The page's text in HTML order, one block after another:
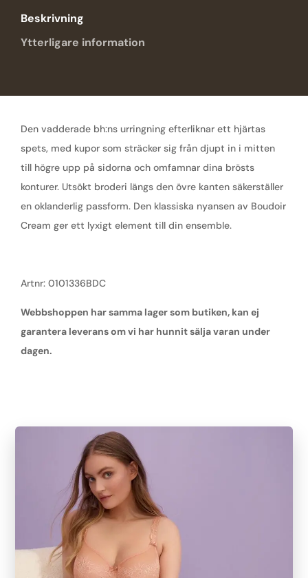
Beskrivning
Ytterligare information
Den vadderade bh:ns urringning efterliknar ett hjärtas
spets, med kupor som sträcker sig från djupt in i mitten
till högre upp på sidorna och omfamnar dina brösts
konturer. Utsökt broderi längs den övre kanten säkerställer
en oklanderlig passform. Den klassiska nyansen av Boudoir
Cream ger ett lyxigt element till din ensemble.
Artnr: 0101336BDC
Webbshoppen har samma lager som butiken, kan ej
garantera leverans om vi har hunnit sälja varan under
dagen.